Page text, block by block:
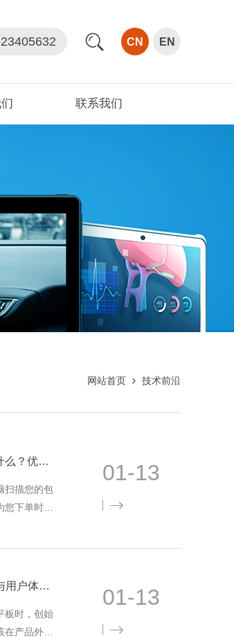
CN EN
历程
联系我们
网站首页 技术前沿
商用平板电脑对不同行业的具体作用及帮助是什么？优势详解
扫描您的包
下单时，
01-13
如何定制平板电脑LOGO/外观？兼顾品牌识别与用户体验等细节
板时，创始
产品外观
01-13